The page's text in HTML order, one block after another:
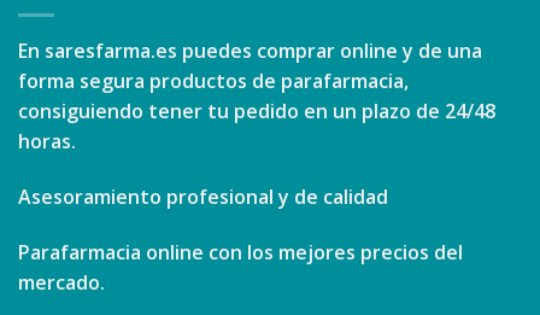
En saresfarma.es puedes comprar online y de una
forma segura productos de parafarmacia,
consiguiendo tener tu pedido en un plazo de 24/48
horas.
Asesoramiento profesional y de calidad
Parafarmacia online con los mejores precios del
mercado.